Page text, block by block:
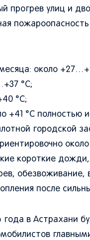
прогрев улиц и
пожароопасность
около
°C;
°C;
+41 °C полностью
городской
короткие
после
года в Астрахани